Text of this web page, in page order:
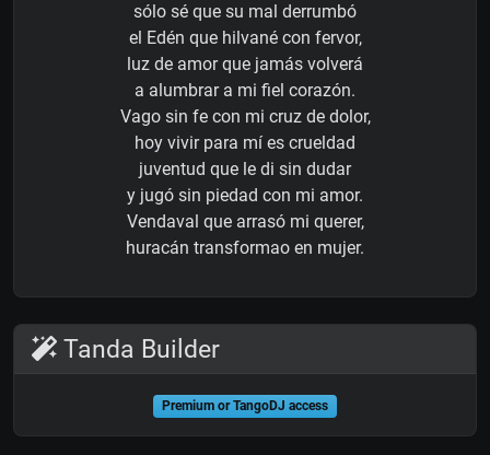
sólo sé que su mal derrumbó
el Edén que hilvané con fervor,
luz de amor que jamás volverá
a alumbrar a mi fiel corazón.
Vago sin fe con mi cruz de dolor,
hoy vivir para mí es crueldad
juventud que le di sin dudar
y jugó sin piedad con mi amor.
Vendaval que arrasó mi querer,
huracán transformao en mujer.
Tanda Builder
Premium or TangoDJ access